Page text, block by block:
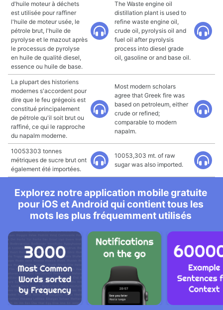
d'huile moteur à déchets
est utilisée pour raffiner
l'huile de moteur usée, le
pétrole brut, l'huile de
pyrolyse et le mazout après
le processus de pyrolyse
en huile de qualité diesel,
essence ou huile de base.
The Waste engine oil
distillation plant is used to
refine waste engine oil,
crude oil, pyrolysis oil and
fuel oil after pyrolysis
process into diesel grade
oil, gasoline or and base oil.
La plupart des historiens
modernes s'accordent pour
dire que le feu grégeois est
constitué principalement
de pétrole qu'il soit brut ou
raffiné, ce qui le rapproche
du napalm moderne.
Most modern scholars
agree that Greek fire was
based on petroleum, either
crude or refined;
comparable to modern
napalm.
10053303 tonnes
métriques de sucre brut ont
également été importées.
10053,303 mt. of raw
sugar was also imported.
Explorez notre application mobile gratuite
pour iOS et Android qui contient tous les
mots les plus fréquemment utilisés